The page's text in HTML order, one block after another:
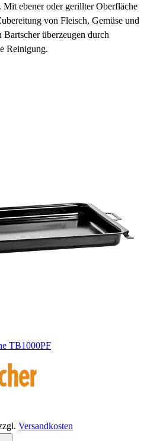
ebener oder gerillter Oberfläche
von Fleisch, Gemüse und
überzeugen durch
Reinigung.
TB1000PF
Versandkosten